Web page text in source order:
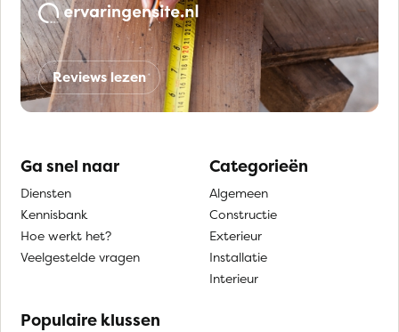
Reviews lezen
Ga snel naar
Diensten
Kennisbank
Hoe werkt het?
Veelgestelde vragen
Categorieën
Algemeen
Constructie
Exterieur
Installatie
Interieur
Populaire klussen